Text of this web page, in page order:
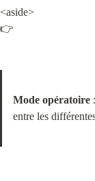
<aside>
👉
Mode opératoire
entre les